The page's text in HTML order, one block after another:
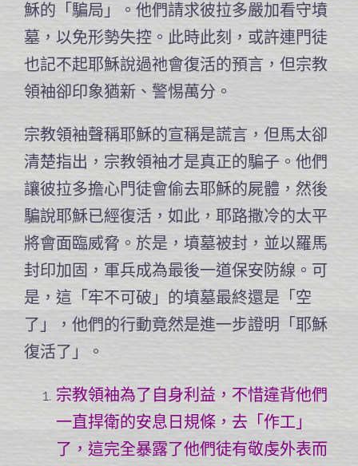
穌的「騙局」。他們請求彼拉多嚴加看守墳
墓，以免形勢失控。此時此刻，或許連門徒
也記不起耶穌說過祂會復活的預言，但宗教
領袖卻印象猶新、警惕萬分。
宗教領袖聲稱耶穌的宣稱是謊言，但馬太卻
清楚指出，宗教領袖才是真正的騙子。他們
讓彼拉多擔心門徒會偷去耶穌的屍體，然後
騙說耶穌已經復活，如此，耶路撒冷的太平
將會面臨威脅。於是，墳墓被封，並以羅馬
封印加固，軍兵成為最後一道保安防線。可
是，這「牢不可破」的墳墓最終還是「空
了」，他們的行動竟然是進一步證明「耶穌
復活了」。
宗教領袖為了自身利益，不惜違背他們
一直捍衛的安息日規條，去「作工」
了，這完全暴露了他們徒有敬虔外表而